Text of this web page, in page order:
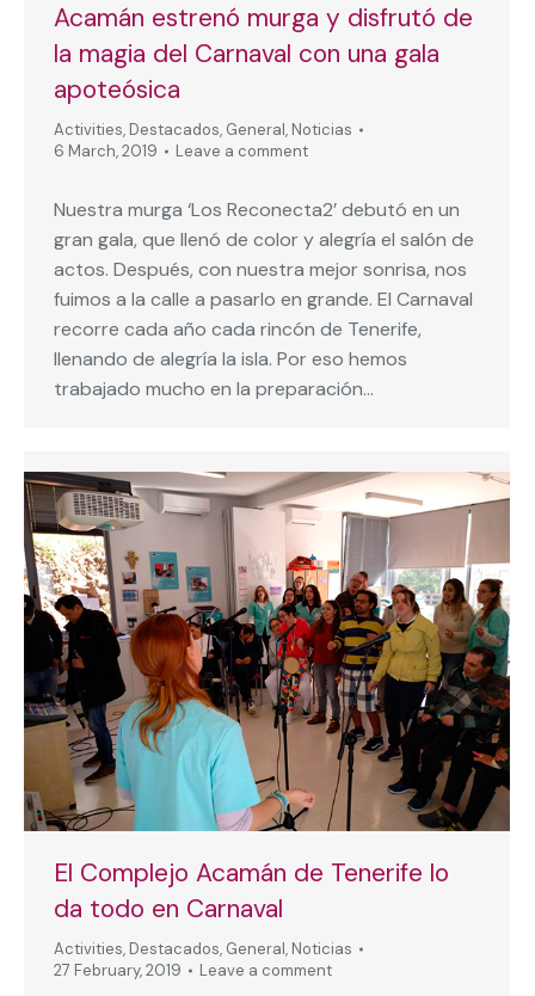
Acamán estrenó murga y disfrutó de
la magia del Carnaval con una gala
apoteósica
Activities, Destacados, General, Noticias
6 March, 2019
Leave a comment
Nuestra murga ‘Los Reconecta2’ debutó en un
gran gala, que llenó de color y alegría el salón de
actos. Después, con nuestra mejor sonrisa, nos
fuimos a la calle a pasarlo en grande. El Carnaval
recorre cada año cada rincón de Tenerife,
llenando de alegría la isla. Por eso hemos
trabajado mucho en la preparación…
El Complejo Acamán de Tenerife lo
da todo en Carnaval
Activities, Destacados, General, Noticias
27 February, 2019
Leave a comment